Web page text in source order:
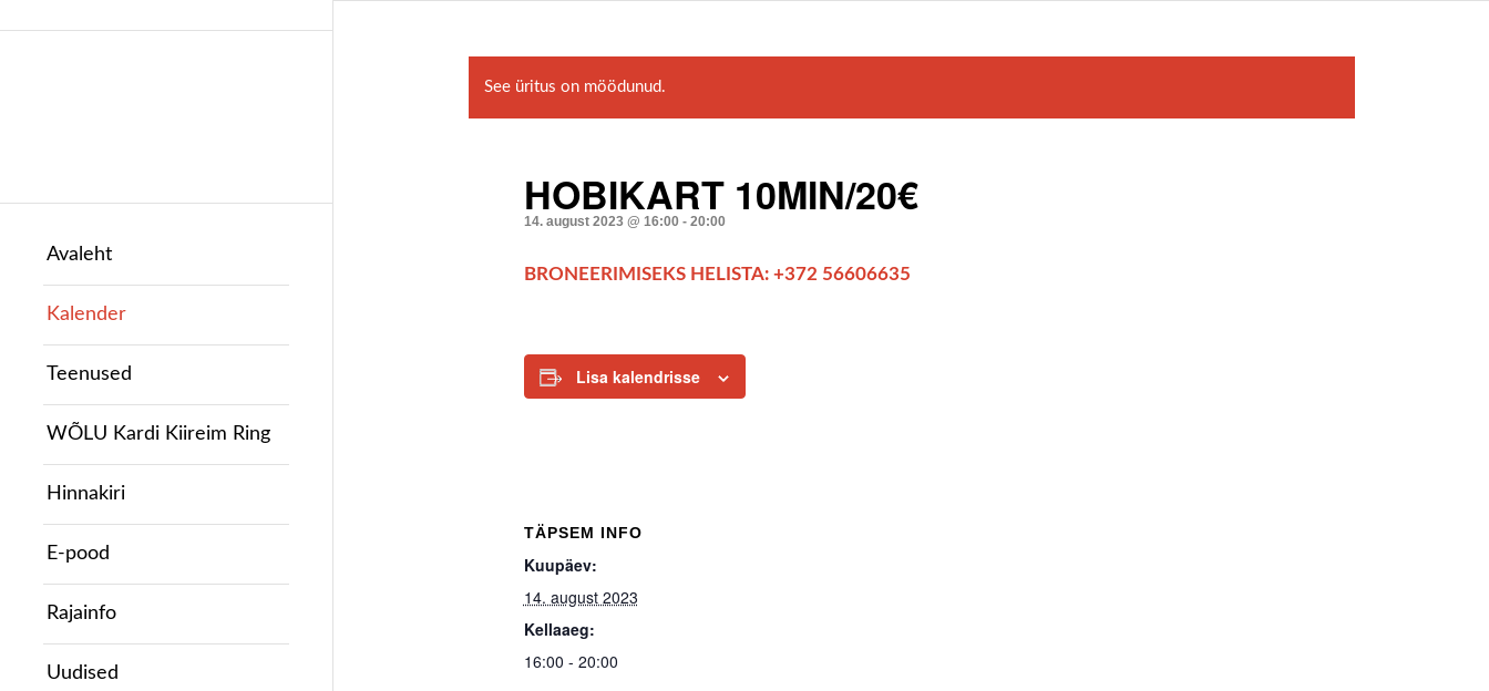
Avaleht
Kalender
Teenused
WÕLU Kardi Kiireim Ring
Hinnakiri
E-pood
Rajainfo
Uudised
See üritus on möödunud.
HOBIKART 10MIN/20€
14. august 2023 @ 16:00 - 20:00
BRONEERIMISEKS HELISTA: +372 56606635
Lisa kalendrisse
TÄPSEM INFO
Kuupäev:
14. august 2023
Kellaaeg:
16:00 - 20:00